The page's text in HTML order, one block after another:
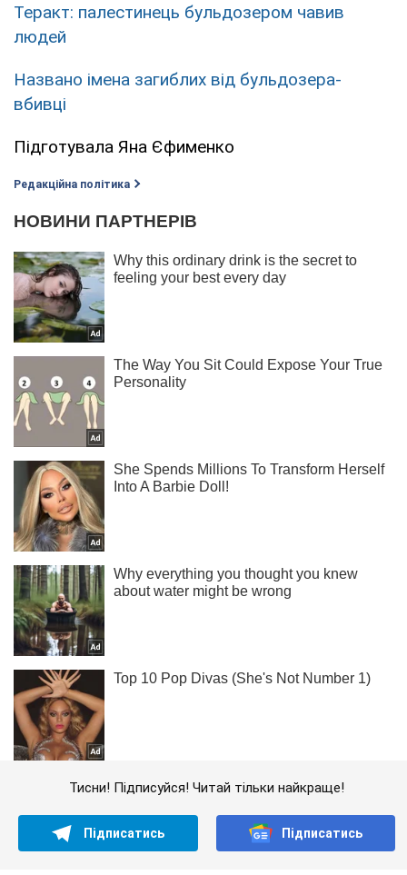
Теракт: палестинець бульдозером чавив
людей
Названо імена загиблих від бульдозера-
вбивці
Підготувала Яна Єфименко
Редакційна політика
Тисни! Підписуйся! Читай тільки найкраще!
Підписатись Підписатись